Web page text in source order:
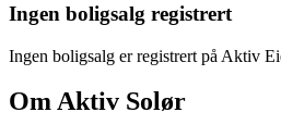
Ingen boligsalg registrert
Ingen boligsalg er registrert på Aktiv
OmAktiv Solør